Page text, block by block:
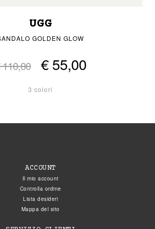
UGG
GOLDEN GLOW
€ 55,00
3 colori
ACCOUNT
Il mio account
Controlla ordine
Lista desideri
Mappa del sito